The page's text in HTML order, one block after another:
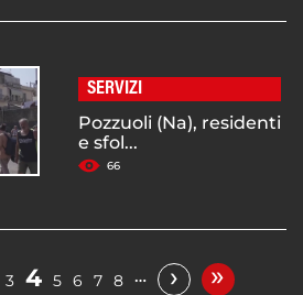
SERVIZI
Pozzuoli (Na), residenti
e sfol...
66
3 4 5 6 7 8 … › »